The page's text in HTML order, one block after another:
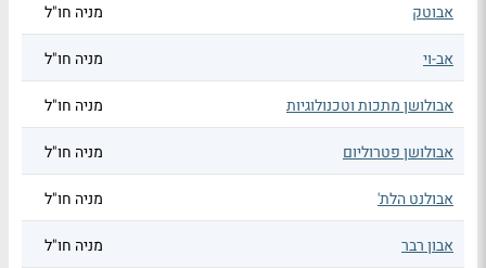
אבוטק מניה חו"ל
אב-וי מניה חו"ל
אבולושן מתכות וטכנולוגיות מניה חו"ל
אבולושן פטרוליום מניה חו"ל
אבולנט הלת' מניה חו"ל
אבון רבר מניה חו"ל